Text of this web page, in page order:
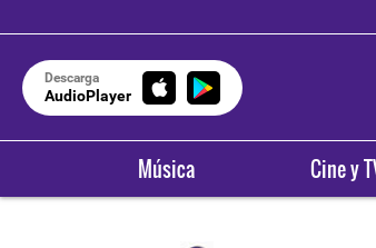
Descarga
AudioPlayer
Música Cine y